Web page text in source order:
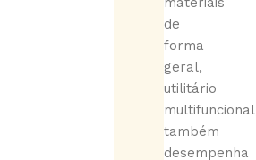
de
forma
geral,
utilitário
também
desempenha